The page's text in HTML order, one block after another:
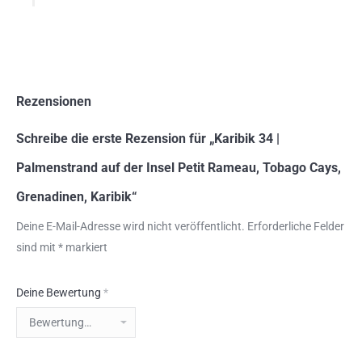
Rezensionen
Schreibe die erste Rezension für „Karibik 34 |
Palmenstrand auf der Insel Petit Rameau, Tobago Cays,
Grenadinen, Karibik“
Deine E-Mail-Adresse wird nicht veröffentlicht. Erforderliche Felder
sind mit * markiert
Deine Bewertung *